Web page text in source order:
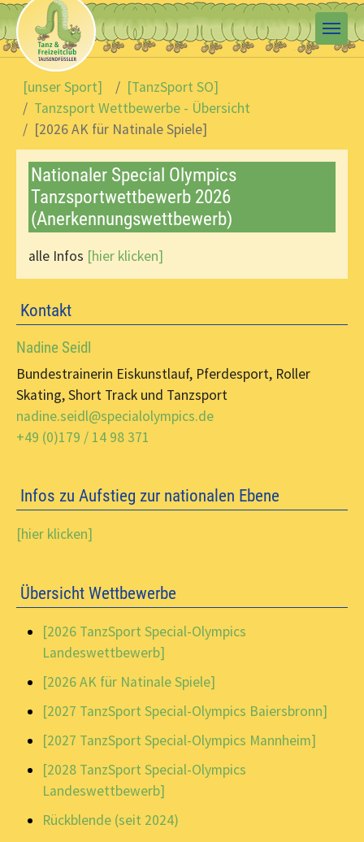
Skip to main content
You are here:
[unser Sport]
[TanzSport SO]
Tanzsport Wettbewerbe - Übersicht
[2026 AK für Natinale Spiele]
Nationaler Special Olympics
Tanzsportwettbewerb 2026
(Anerkennungswettbewerb)
alle Infos [hier klicken]
Kontakt
Nadine Seidl
Bundestrainerin Eiskunstlauf, Pferdesport, Roller
Skating, Short Track und Tanzsport
nadine.seidl@specialolympics.de
+49 (0)179 / 14 98 371
Infos zu Aufstieg zur nationalen Ebene
[hier klicken]
Übersicht Wettbewerbe
[2026 TanzSport Special-Olympics
Landeswettbewerb]
[2026 AK für Natinale Spiele]
[2027 TanzSport Special-Olympics Baiersbronn]
[2027 TanzSport Special-Olympics Mannheim]
[2028 TanzSport Special-Olympics
Landeswettbewerb]
Rückblende (seit 2024)